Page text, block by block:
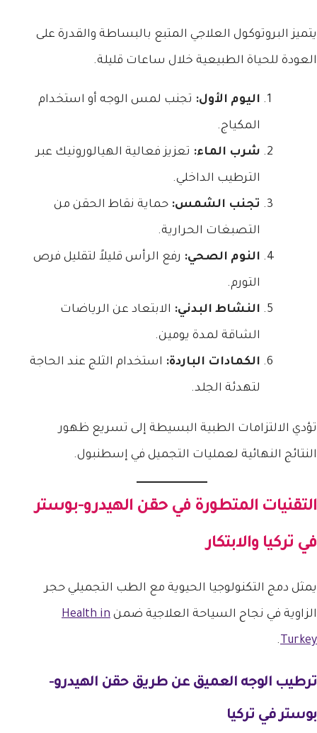
يتميز البروتوكول العلاجي المتبع بالبساطة والقدرة على
العودة للحياة الطبيعية خلال ساعات قليلة.
اليوم الأول: تجنب لمس الوجه أو استخدام
المكياج.
شرب الماء: تعزيز فعالية الهيالورونيك عبر
الترطيب الداخلي.
تجنب الشمس: حماية نقاط الحقن من
التصبغات الحرارية.
النوم الصحي: رفع الرأس قليلاً لتقليل فرص
التورم.
النشاط البدني: الابتعاد عن الرياضات
الشاقة لمدة يومين.
الكمادات الباردة: استخدام الثلج عند الحاجة
لتهدئة الجلد.
تؤدي الالتزامات الطبية البسيطة إلى تسريع ظهور
النتائج النهائية لعمليات التجميل في إسطنبول.
التقنيات المتطورة في حقن الهيدرو-بوستر
في تركيا والابتكار
يمثل دمج التكنولوجيا الحيوية مع الطب التجميلي حجر
الزاوية في نجاح السياحة العلاجية ضمن Health in
Turkey
.
ترطيب الوجه العميق عن طريق حقن الهيدرو-
بوستر في تركيا